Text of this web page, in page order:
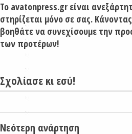
Το avatonpress.gr είναι
στηρίζεται μόνο σε σας.
βοηθάτε να συνεχίσουμε την
των προτέρων!
Σχολίασε κι εσύ!
Νεότερη ανάρτηση